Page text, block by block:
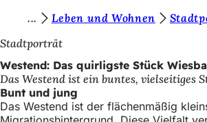
Inhalt anspringen
i
e
b
e
Leben und Wohnen
Stadtporträt
Westend: Das quirligste Stück
Das Westend ist ein buntes,
Bunt und jung
Das Westend ist der flächenmäßig